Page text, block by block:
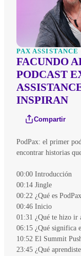
PAX ASSISTANCE
FACUNDO
PODCAST
INSPIRAN
Compartir
PodPax: el primer
encontrar historias
00:00 Introducción
00:14 Jingle
00:22 ¿Qué es
00:46 Inicio
01:31 ¿Qué te hizo ir
06:15 ¿Qué significa
10:52 El Summit
23:45 ¿Qué